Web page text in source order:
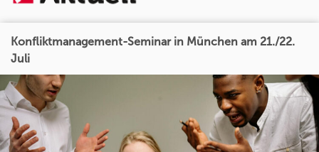
Konfliktmanagement-Seminar in München am 21./22.
Juli